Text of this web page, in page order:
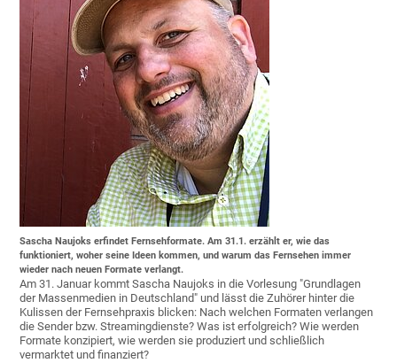
Sascha Naujoks erfindet Fernsehformate. Am 31.1. erzählt er, wie das
funktioniert, woher seine Ideen kommen, und warum das Fernsehen immer
wieder nach neuen Formate verlangt.
Am 31. Januar kommt Sascha Naujoks in die Vorlesung "Grundlagen
der Massenmedien in Deutschland" und lässt die Zuhörer hinter die
Kulissen der Fernsehpraxis blicken: Nach welchen Formaten verlangen
die Sender bzw. Streamingdienste? Was ist erfolgreich? Wie werden
Formate konzipiert, wie werden sie produziert und schließlich
vermarktet und finanziert?